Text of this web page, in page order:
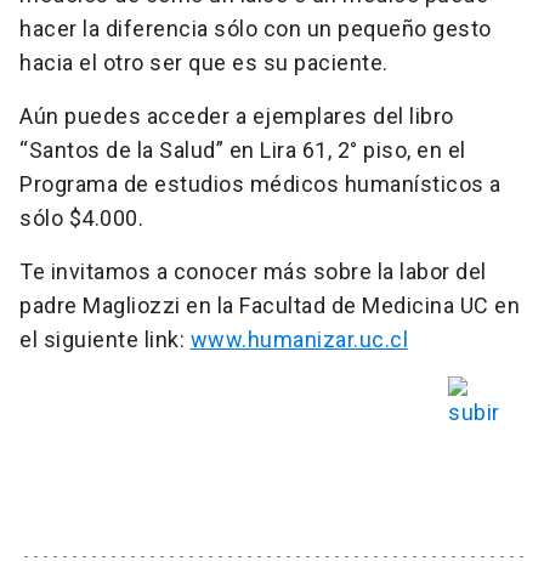
hacer la diferencia sólo con un pequeño gesto
hacia el otro ser que es su paciente.
Aún puedes acceder a ejemplares del libro
“Santos de la Salud” en Lira 61, 2° piso, en el
Programa de estudios médicos humanísticos a
sólo $4.000.
Te invitamos a conocer más sobre la labor del
padre Magliozzi en la Facultad de Medicina UC en
el siguiente link: www.humanizar.uc.cl